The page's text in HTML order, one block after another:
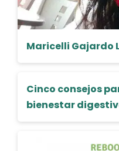
Maricelli Gajardo
Cinco consejos
bienestar